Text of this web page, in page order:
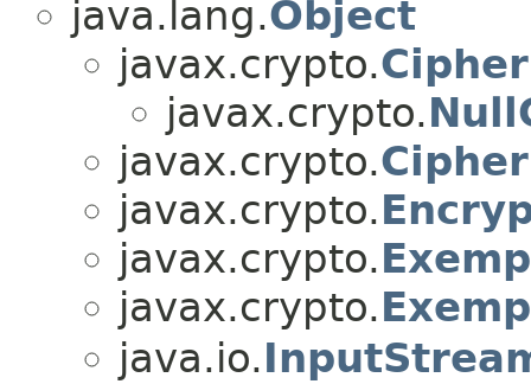
java.lang.Object
javax.crypto.Cipher
javax.crypto.
javax.crypto.
javax.crypto.
javax.crypto.
javax.crypto.
java.io.